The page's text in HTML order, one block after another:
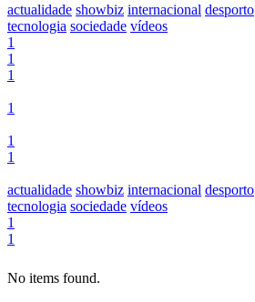
actualidade showbiz internacional desporto
tecnologia sociedade vídeos
1
1
1
1
1
1
actualidade showbiz internacional desporto
tecnologia sociedade vídeos
1
1
No items found.